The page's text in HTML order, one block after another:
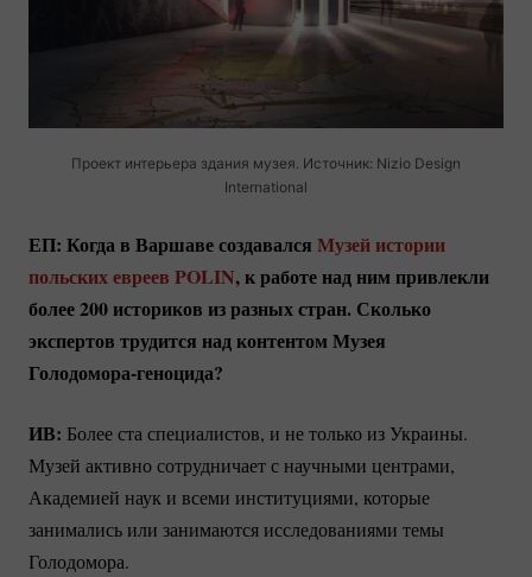
Проект интерьера здания музея. Источник: Nizio Design
International
ЕП: Когда в Варшаве создавался Музей истории
польских евреев POLIN, к работе над ним привлекли
более 200 историков из разных стран. Сколько
экспертов трудится над контентом Музея
Голодомора-геноцида?
ИВ: Более ста специалистов, и не только из Украины.
Музей активно сотрудничает с научными центрами,
Академией наук и всеми институциями, которые
занимались или занимаются исследованиями темы
Голодомора.